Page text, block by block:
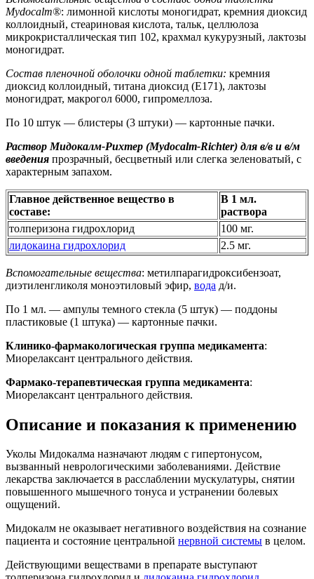
Mydocalm®: лимонной кислоты моногидрат, кремния диоксид
коллоидный, стеариновая кислота, тальк, целлюлоза
микрокристаллическая тип 102, крахмал кукурузный, лактозы
моногидрат.
Состав пленочной оболочки одной таблетки: кремния
диоксид коллоидный, титана диоксид (E171), лактозы
моногидрат, макрогол 6000, гипромеллоза.
По 10 штук — блистеры (3 штуки) — картонные пачки.
Раствор Мидокалм-Рихтер (Mydocalm-Richter) для в/в и в/м
введения прозрачный, бесцветный или слегка зеленоватый, с
характерным запахом.
Главное действенное вещество в
составе:
В 1 мл.
раствора
толперизона гидрохлорид
100 мг.
лидокаина гидрохлорид
2.5 мг.
Вспомогательные вещества: метилпарагидроксибензоат,
диэтиленгликоля моноэтиловый эфир, вода д/и.
По 1 мл. — ампулы темного стекла (5 штук) — поддоны
пластиковые (1 штука) — картонные пачки.
Клинико-фармакологическая группа медикамента:
Миорелаксант центрального действия.
Фармако-терапевтическая группа медикамента:
Миорелаксант центрального действия.
Описание и показания к применению
Уколы Мидокалма назначают людям с гипертонусом,
вызванный неврологическими заболеваниями. Действие
лекарства заключается в расслаблении мускулатуры, снятии
повышенного мышечного тонуса и устранении болевых
ощущений.
Мидокалм не оказывает негативного воздействия на сознание
пациента и состояние центральной нервной системы в целом.
Действующими веществами в препарате выступают